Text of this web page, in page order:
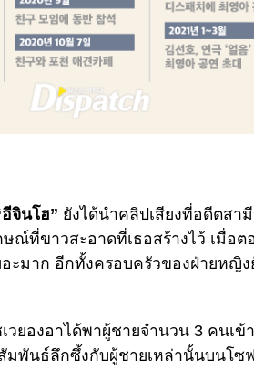
อีจินโฮ” ยังได้นำคลิปเสียงที่อดีตสา
ณ์ที่ขาวสะอาดที่เธอสร้างไว้ เมื่อ
อะมาก อีกทั้งครอบครัวของฝ่ายหญิ
วยองอาได้พาผู้ชายจำนวน 3 คนเข้
มพันธ์ลึกซึ้งกับผู้ชายเหล่านั้นบนโซ